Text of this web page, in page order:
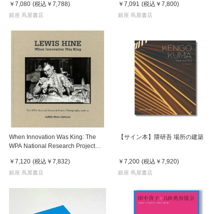
￥7,080 (税込 ￥7,788)
銀座 蔦屋書店
￥7,091 (税込 ￥7,800)
銀座 蔦屋書店
When Innovation Was King: The
WPA National Research Project
イン 写真集
￥7,120 (税込 ￥7,832)
銀座 蔦屋書店
【サイン本】隈研吾 場所の建築
￥7,200 (税込 ￥7,920)
銀座 蔦屋書店